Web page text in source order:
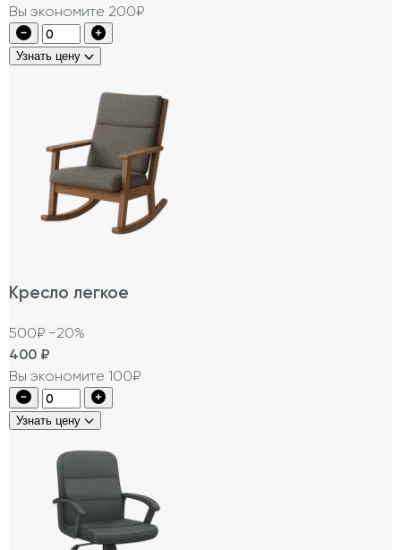
Вы экономите 200₽
Узнать цену
Кресло легкое
500₽ −20%
400 ₽
Вы экономите 100₽
Узнать цену